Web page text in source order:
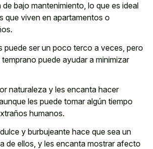
bajo mantenimiento, lo que es ideal
que viven en apartamentos o
puede ser un poco terco a veces, pero
puede ayudar a minimizar
naturaleza y les encanta hacer
les puede tomar algún tiempo
humanos.
y burbujeante hace que sea un
de ellos, y les encanta mostrar afecto